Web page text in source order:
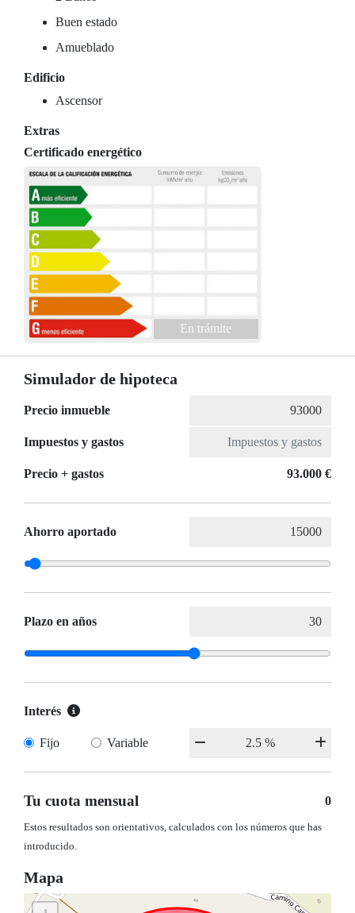
Buen estado
Amueblado
Edificio
Ascensor
Extras
Certificado energético
En trámite
Simulador de hipoteca
Precio inmueble
Impuestos y gastos
Precio + gastos 93.000 €
Ahorro aportado
Plazo en años
Interés
Fijo Variable
Tu cuota mensual 0
Estos resultados son orientativos, calculados con los números que has
introducido.
Mapa